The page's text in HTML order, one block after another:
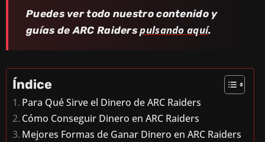
Puedes ver todo nuestro contenido y
guías de ARC Raiderspulsando aquí.
Índice
Para Qué Sirve el Dinero de ARC Raiders
Cómo Conseguir Dinero en ARC Raiders
Mejores Formas de Ganar Dinero en ARC Raiders